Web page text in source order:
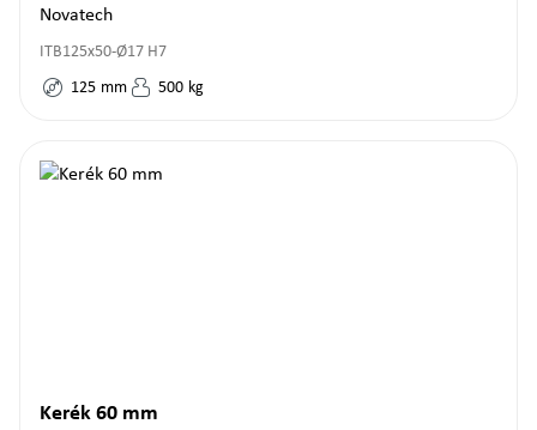
Novatech
ITB125x50-Ø17 H7
125 mm 500 kg
Kerék 60 mm